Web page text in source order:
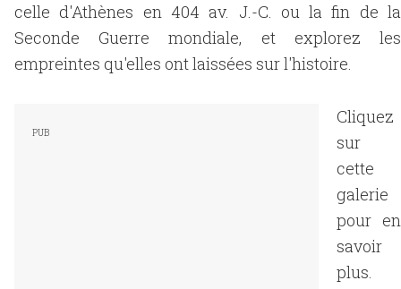
celle d'Athènes en 404 av. J.-C. ou la fin de la
Seconde Guerre mondiale, et explorez les
empreintes qu'elles ont laissées sur l'histoire.
Cliquez
sur
cette
galerie
pour en
savoir
plus.